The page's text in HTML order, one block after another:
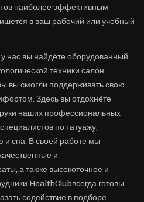
наиболее эффективным
в ваш рабочий или учебный
нас вы найдёте оборудованный
техники салон
вы смогли поддерживать свою
Здесь вы отдохнёте
наших профессиональных
по татуажу,
и спа. В своей работе мы
и
а также высокоточное и
HealthClubвсегда готовы
содействие в подборе